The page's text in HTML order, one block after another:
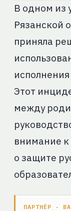
В одном из
Рязанской
приняла
Этот
между
внимание
о защите
ПАРТНЁР ·